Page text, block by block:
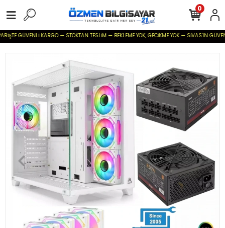
GÜVENLİ KARGO — STOKTAN TESLİM — BEKLEME YOK, GECİKME YOK — SİVAS'IN
0